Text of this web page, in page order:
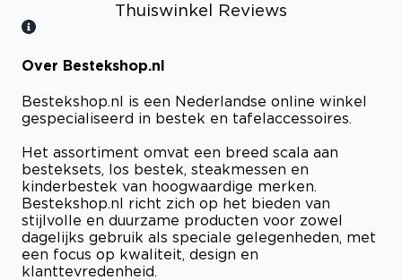
Thuiswinkel Reviews
Bekijk certificaat
Over Bestekshop.nl
Bestekshop.nl is een Nederlandse online winkel
gespecialiseerd in bestek en tafelaccessoires.
Het assortiment omvat een breed scala aan
besteksets, los bestek, steakmessen en
kinderbestek van hoogwaardige merken.
Bestekshop.nl richt zich op het bieden van
stijlvolle en duurzame producten voor zowel
dagelijks gebruik als speciale gelegenheden, met
een focus op kwaliteit, design en
klanttevredenheid.